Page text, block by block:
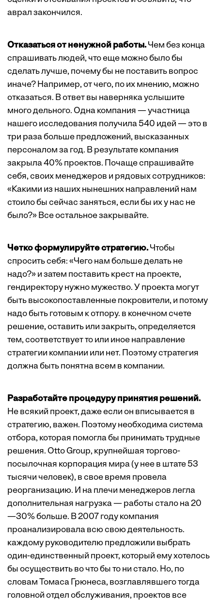
аврал закончился.
Отказаться от ненужной работы.Чем без конца
спрашивать людей, что еще можно было бы
сделать лучше, почему бы не поставить вопрос
иначе? Например, от чего, по их мнению, можно
отказаться. В ответ вы наверняка услышите
много дельного. Одна компания — участница
нашего исследования получила 540 идей — это в
три раза больше предложений, высказанных
персоналом за год. В результате компания
закрыла 40% проектов. Почаще спрашивайте
себя, своих менеджеров и рядовых сотрудников:
«Какими из наших нынешних направлений нам
стоило бы сейчас заняться, если бы их у нас не
было?» Все остальное закрывайте.
Четко формулируйте стратегию.Чтобы
спросить себя: «Чего нам больше делать не
надо?» и затем поставить крест на проекте,
гендиректору нужно мужество. У проекта могут
быть высокопоставленные покровители, и потому
надо быть готовым к отпору. в конечном счете
решение, оставить или закрыть, определяется
тем, соответствует то или иное направление
стратегии компании или нет. Поэтому стратегия
должна быть понятна всем в компании.
Разработайте процедуру принятия решений.
Не всякий проект, даже если он вписывается в
стратегию, важен. Поэтому необходима система
отбора, которая помогла бы принимать трудные
решения. Otto Group, крупнейшая торгово-
посылочная корпорация мира (у нее в штате 53
тысячи человек), в свое время провела
реорганизацию. И на плечи менеджеров легла
дополнительная нагрузка — работы стало на 20
—30% больше. В 2007 году компания
проанализировала всю свою деятельность.
каждому руководителю предложили выбрать
один-единственный проект, который ему хотелось
бы осуществить во что бы то ни стало. Но, по
словам Томаса Грюнеса, возглавлявшего тогда
головной отдел обслуживания, проектов все